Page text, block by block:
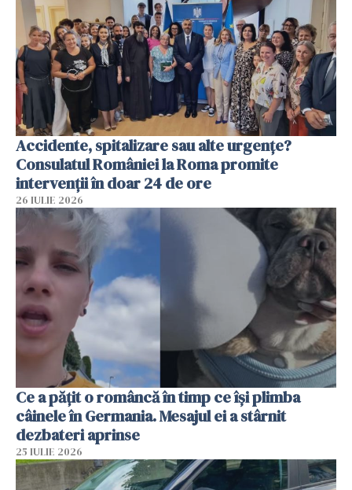
Accidente, spitalizare sau alte urgențe?
Consulatul României la Roma promite
intervenții în doar 24 de ore
26 IULIE 2026
Ce a pățit o româncă în timp ce își plimba
câinele în Germania. Mesajul ei a stârnit
dezbateri aprinse
25 IULIE 2026